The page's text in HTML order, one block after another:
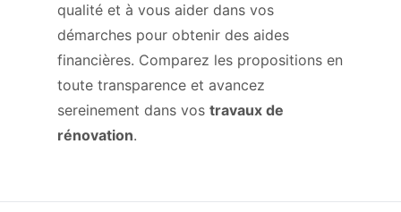
qualité et à vous aider dans vos
démarches pour obtenir des aides
financières. Comparez les propositions en
toute transparence et avancez
sereinement dans vos travaux de
rénovation.